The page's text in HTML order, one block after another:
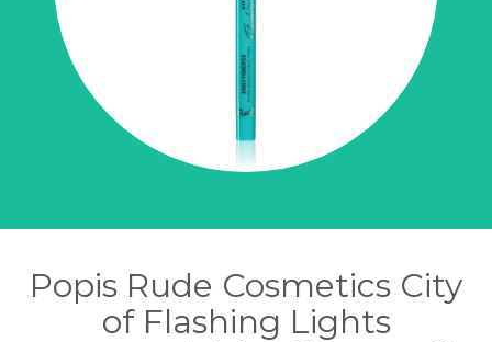
Popis Rude Cosmetics City
of Flashing Lights